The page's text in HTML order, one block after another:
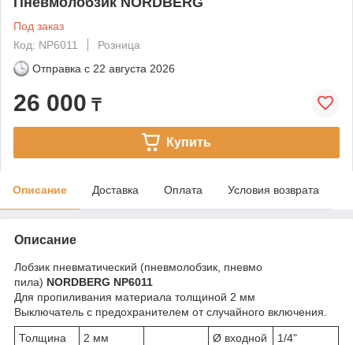
Под заказ
Код: NP6011
Розница
Отправка с 22 августа 2026
26 000 ₸
Купить
Описание Доставка Оплата Условия возврата
Описание
Лобзик пневматический (пневмолобзик, пневмо
пила) NORDBERG NP6011
Для пропиливания материала толщиной 2 мм
Выключатель с предохранителем от случайного включения.
Толщина
2 мм
Ø входной
1/4"